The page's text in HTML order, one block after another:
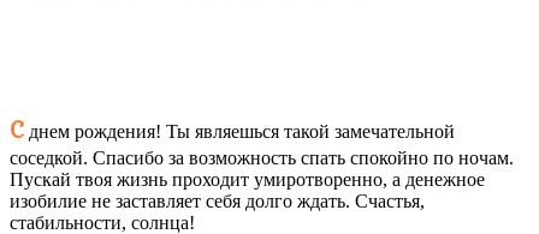
С днем рождения! Ты являешься такой замечательной
соседкой. Спасибо за возможность спать спокойно по ночам.
Пускай твоя жизнь проходит умиротворенно, а денежное
изобилие не заставляет себя долго ждать. Счастья,
стабильности, солнца!